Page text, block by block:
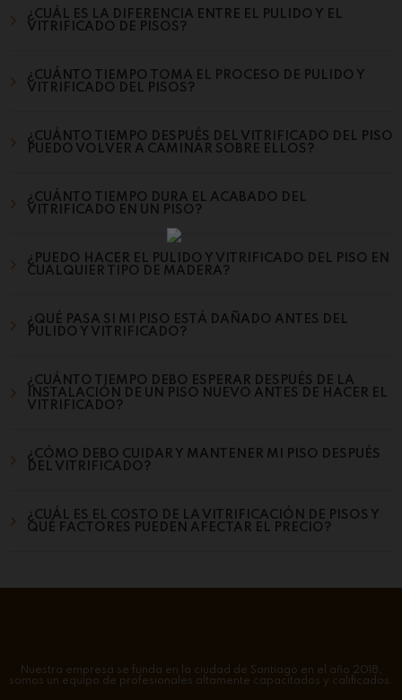
¿CUÁL ES LA DIFERENCIA ENTRE EL PULIDO Y EL
VITRIFICADO DE PISOS?
¿CUÁNTO TIEMPO TOMA EL PROCESO DE PULIDO Y
VITRIFICADO DEL PISOS?
¿CUÁNTO TIEMPO DESPUÉS DEL VITRIFICADO DEL PISO
PUEDO VOLVER A CAMINAR SOBRE ELLOS?
¿CUÁNTO TIEMPO DURA EL ACABADO DEL
VITRIFICADO EN UN PISO?
¿PUEDO HACER EL PULIDO Y VITRIFICADO DEL PISO EN
CUALQUIER TIPO DE MADERA?
¿QUÉ PASA SI MI PISO ESTÁ DAÑADO ANTES DEL
PULIDO Y VITRIFICADO?
¿CUÁNTO TIEMPO DEBO ESPERAR DESPUÉS DE LA
INSTALACIÓN DE UN PISO NUEVO ANTES DE HACER EL
VITRIFICADO?
¿CÓMO DEBO CUIDAR Y MANTENER MI PISO DESPUÉS
DEL VITRIFICADO?
¿CUÁL ES EL COSTO DE LA VITRIFICACIÓN DE PISOS Y
QUÉ FACTORES PUEDEN AFECTAR EL PRECIO?
Nuestra empresa se funda en la ciudad de Santiago en el año 2018,
somos un equipo de profesionales altamente capacitados y calificados.